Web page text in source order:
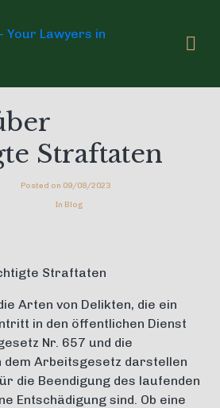
Posted on 09/08/2023
In Blog
Straftaten
Straftaten
Arten von Delikten, die ein
in den öffentlichen Dienst
Nr. 657 und die
dem Arbeitsgesetz darstellen
die Beendigung des laufenden
Entschädigung sind. Ob eine